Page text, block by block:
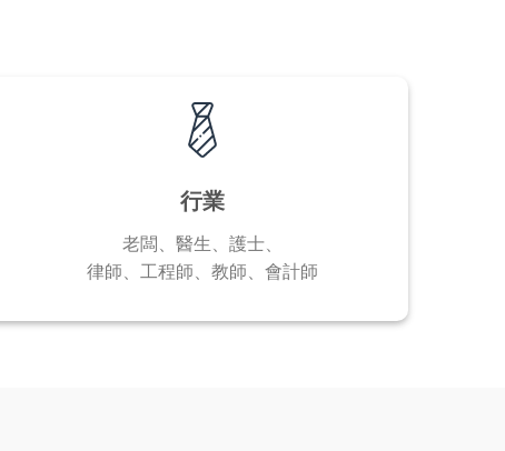
行業
老闆、醫生、護士、
律師、工程師、教師、會計師